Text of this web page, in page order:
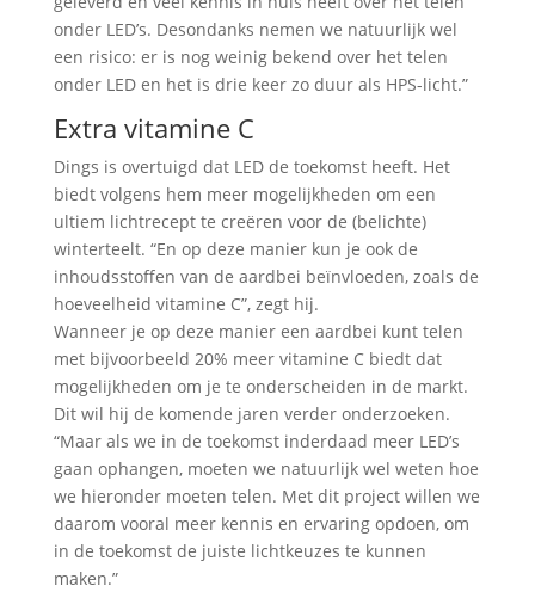
onder LED’s. Desondanks nemen we natuurlijk wel
een risico: er is nog weinig bekend over het telen
onder LED en het is drie keer zo duur als HPS-licht.”
Extra vitamine C
Dings is overtuigd dat LED de toekomst heeft. Het
biedt volgens hem meer mogelijkheden om een
ultiem lichtrecept te creëren voor de (belichte)
winterteelt. “En op deze manier kun je ook de
inhoudsstoffen van de aardbei beïnvloeden, zoals de
hoeveelheid vitamine C”, zegt hij.
Wanneer je op deze manier een aardbei kunt telen
met bijvoorbeeld 20% meer vitamine C biedt dat
mogelijkheden om je te onderscheiden in de markt.
Dit wil hij de komende jaren verder onderzoeken.
“Maar als we in de toekomst inderdaad meer LED’s
gaan ophangen, moeten we natuurlijk wel weten hoe
we hieronder moeten telen. Met dit project willen we
daarom vooral meer kennis en ervaring opdoen, om
in de toekomst de juiste lichtkeuzes te kunnen
maken.”